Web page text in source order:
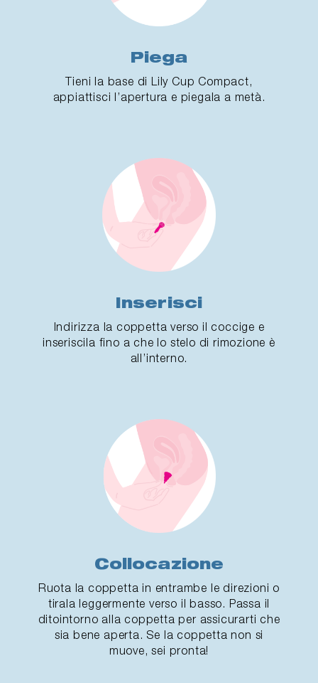
Piega
Tieni la base di Lily Cup Compact,
appiattisci l’apertura e piegala a metà.
Inserisci
Indirizza la coppetta verso il coccige e
inseriscila fino a che lo stelo di rimozione è
all’interno.
Collocazione
Ruota la coppetta in entrambe le direzioni o
tirala leggermente verso il basso. Passa il
ditointorno alla coppetta per assicurarti che
sia bene aperta. Se la coppetta non si
muove, sei pronta!